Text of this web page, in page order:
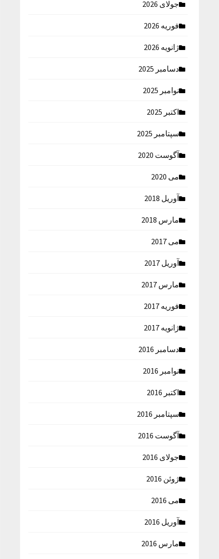
جولای 2026
فوریه 2026
ژانویه 2026
دسامبر 2025
نوامبر 2025
اکتبر 2025
سپتامبر 2025
آگوست 2020
می 2020
آوریل 2018
مارس 2018
می 2017
آوریل 2017
مارس 2017
فوریه 2017
ژانویه 2017
دسامبر 2016
نوامبر 2016
اکتبر 2016
سپتامبر 2016
آگوست 2016
جولای 2016
ژوئن 2016
می 2016
آوریل 2016
مارس 2016